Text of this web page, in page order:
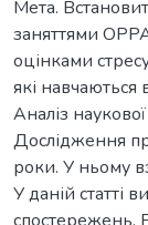
Мета.
заняттями
оцінками
які
Аналіз
Дослідження
роки. У ньому
У даній статті